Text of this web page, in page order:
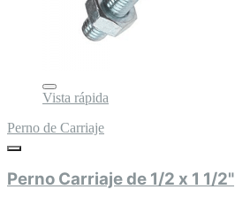
Vista rápida
Perno de Carriaje
Perno Carriaje de 1/2 x 1 1/2"